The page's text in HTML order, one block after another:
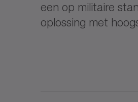
een op militaire
oplossing met